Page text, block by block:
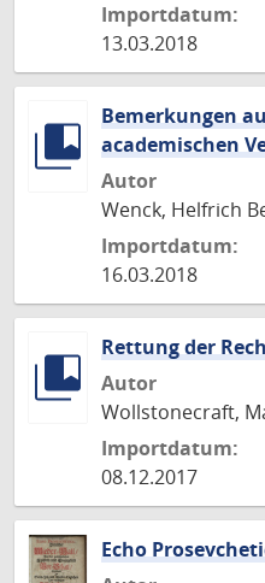
Importdatum:
13.03.2018
Bemerkungen
academischen
Autor
Wenck, Helfrich
Importdatum:
16.03.2018
Rettung der
Autor
Wollstonecraft,
Importdatum:
08.12.2017
Echo